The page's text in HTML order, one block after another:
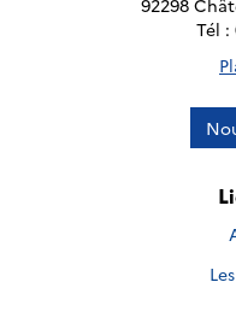
92298
Tél :